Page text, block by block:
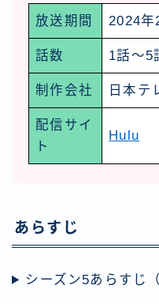
放送期間
2024年
話数 1話～5
制作会社 日本テ
配信サイ
ト
Hulu
あらすじ
シーズン5あらすじ